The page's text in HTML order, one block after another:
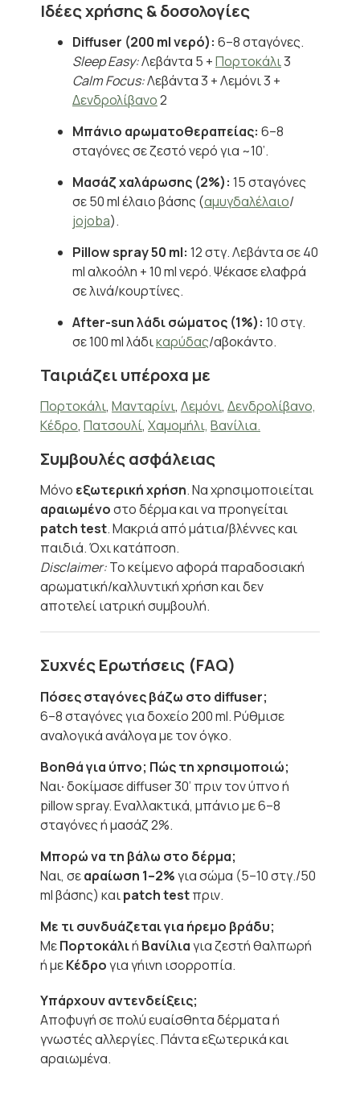
Ιδέες χρήσης & δοσολογίες
Diffuser (200 ml νερό): 6–8 σταγόνες.
Sleep Easy:Λεβάντα 5 +Πορτοκάλι3
Calm Focus:Λεβάντα 3 + Λεμόνι 3 +
Δενδρολίβανο2
Μπάνιο αρωματοθεραπείας: 6–8
σταγόνες σε ζεστό νερό για ~10’.
Μασάζ χαλάρωσης (2%): 15 σταγόνες
σε 50 ml έλαιο βάσης (αμυγδαλέλαιο/
jojoba).
Pillow spray 50 ml: 12 στγ. Λεβάντα σε 40
ml αλκοόλη + 10 ml νερό. Ψέκασε ελαφρά
σε λινά/κουρτίνες.
After-sun λάδι σώματος (1%): 10 στγ.
σε 100 ml λάδικαρύδας/αβοκάντο.
Ταιριάζει υπέροχα με
Πορτοκάλι, Μανταρίνι, Λεμόνι, Δενδρολίβανο,
Κέδρο, Πατσουλί, Χαμομήλι, Βανίλια.
Συμβουλές ασφάλειας
Μόνο εξωτερική χρήση. Να χρησιμοποιείται
αραιωμένοστο δέρμα και να προηγείται
patch test. Μακριά από μάτια/βλέννες και
παιδιά. Όχι κατάποση.
Disclaimer:Το κείμενο αφορά παραδοσιακή
αρωματική/καλλυντική χρήση και δεν
αποτελεί ιατρική συμβουλή.
Συχνές Ερωτήσεις (FAQ)
Πόσες σταγόνες βάζω στο diffuser;
6–8 σταγόνες για δοχείο 200 ml. Ρύθμισε
αναλογικά ανάλογα με τον όγκο.
Βοηθά για ύπνο; Πώς τη χρησιμοποιώ;
Ναι∙ δοκίμασε diffuser 30’ πριν τον ύπνο ή
pillow spray. Εναλλακτικά, μπάνιο με 6–8
σταγόνες ή μασάζ 2%.
Μπορώ να τη βάλω στο δέρμα;
Ναι, σεαραίωση 1–2%για σώμα (5–10 στγ./50
ml βάσης) καιpatch testπριν.
Με τι συνδυάζεται για ήρεμο βράδυ;
ΜεΠορτοκάλιή Βανίλιαγια ζεστή θαλπωρή
ή μεΚέδρογια γήινη ισορροπία.
Υπάρχουν αντενδείξεις;
Αποφυγή σε πολύ ευαίσθητα δέρματα ή
γνωστές αλλεργίες. Πάντα εξωτερικά και
αραιωμένα.